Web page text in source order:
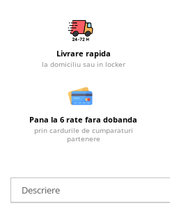
Freze de zapada
Masini de maturat
Suflante & Aspiratoare frunze
Unelte de gradinarit
Dispozitive de imprastiat si
semanat
Roabe si carucioare
Sere si solarii
Livrare rapida
la domiciliu sau in locker
Pana la 6 rate fara dobanda
prin cardurile de cumparaturi
partenere
Descriere